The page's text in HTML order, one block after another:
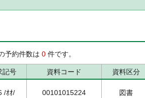
予約件数は 0 件です。
記号 資料コード 資料区分
/ｵｵ/ 00101015224 図書